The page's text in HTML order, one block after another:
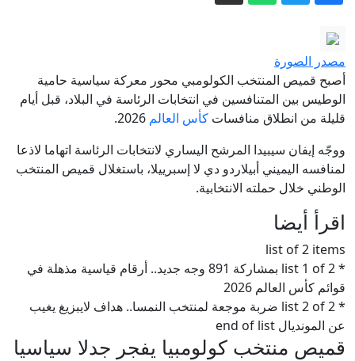
"مودي"؟
شاهد.. سيول جارفة تغمر شوارع صنعاء
وتُغرق سيارات ورياح تقتلع لوحات
محصول الأرز العالمي في خطر كبير..
والعلماء أشد قلقا مما مضى
نائب الرئيس التركي يتحدث عن احتمالية
هرمز وطهران تتعهد بالدفاع عن مذكرة
مصدر الصورة
أصبح قميص المنتخب الكولومبي محور معركة سياسية حامية
الوطيس بين المتنافسين في انتخابات الرئاسة في البلاد، قبل أيام
قليلة من انطلاق منافسات كأس العالم
ووجّه إيفان سيبيدا المرشح اليساري لانتخابات الرئاسة اتهاما لاذعا
لمنافسه اليميني أبيلاردو دي لا إسبرييلا، باستغلال قميص المنتخب
الوطني خلال حملته الانتخابية.
اقرأ أيضا
list of 2 items
* list 1 of 2 بمشاركة 891 وجه جديد.. أرقام قياسية مذهلة في
قوائم كأس العالم 2026
* list 2 of 2 ضربة موجعة لمنتخب النمسا.. هداف لايبزيغ يغيب
عن المونديال end of list
قميص منتخب كولومبيا يفجر جدلا سياسيا